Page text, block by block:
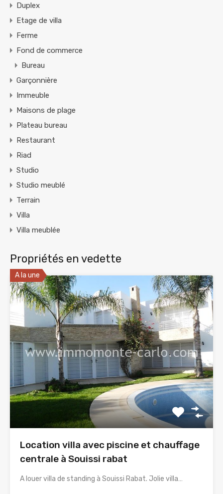
Duplex
Etage de villa
Ferme
Fond de commerce
Bureau
Garçonnière
Immeuble
Maisons de plage
Plateau bureau
Restaurant
Riad
Studio
Studio meublé
Terrain
Villa
Villa meublée
Propriétés en vedette
A la une
Location villa avec piscine et chauffage
centrale à Souissi rabat
A louer villa de standing à Souissi Rabat. Jolie villa…